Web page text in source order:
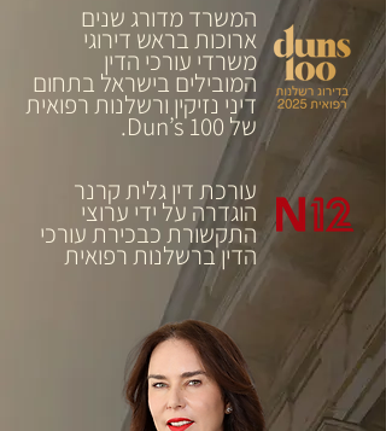
המשרד מדורג שנים
ארוכות בראש דירוגי
משרדי עורכי הדין
המובילים בישראל בתחום
דיני נזיקין ורשלנות רפואית
של Dun’s 100.
עורכת דין גלית קרנר
הוגדרה על ידי ערוצי
התקשורת כבכירת עורכי
הדין ברשלנות רפואית